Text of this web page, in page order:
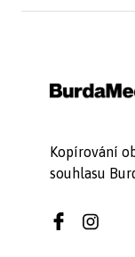
Kopírování
souhlasu